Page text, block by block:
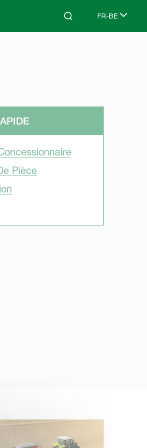
Search FR-BE
Select
Pièce